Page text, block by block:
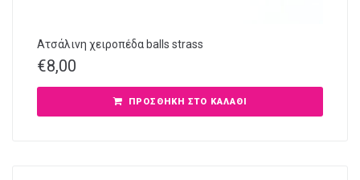
Ατσάλινη χειροπέδα balls strass
€8,00
ΠΡΟΣΘΉΚΗ ΣΤΟ ΚΑΛΆΘΙ